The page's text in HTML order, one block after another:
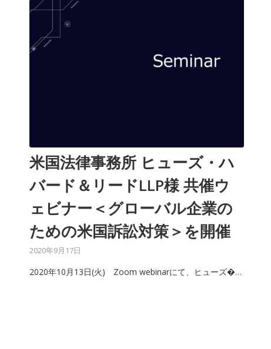
米国法律事務所 ヒューズ・ハ
バード＆リードLLP様 共催ウ
ェビナー＜グローバル企業の
ための米国訴訟対策＞を開催
2020年9月17日
2020年10月13日(火) Zoom webinarにて、ヒューズ�…